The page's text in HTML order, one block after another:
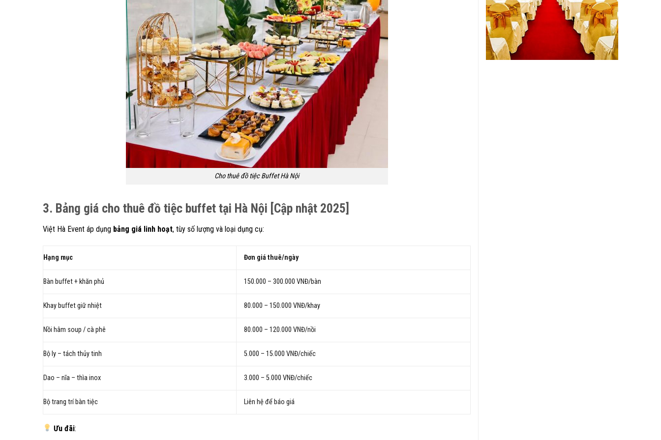
Cho thuê đồ tiệc Buffet Hà Nội
3. Bảng giá cho thuê đồ tiệc buffet tại Hà Nội [Cập nhật 2025]
Việt Hà Event áp dụng bảng giá linh hoạt, tùy số lượng và loại dụng cụ:
Hạng mục Đơn giá thuê/ngày
Bàn buffet + khăn phủ 150.000 – 300.000 VNĐ/bàn
Khay buffet giữ nhiệt 80.000 – 150.000 VNĐ/khay
Nồi hâm soup / cà phê 80.000 – 120.000 VNĐ/nồi
Bộ ly – tách thủy tinh 5.000 – 15.000 VNĐ/chiếc
Dao – nĩa – thìa inox 3.000 – 5.000 VNĐ/chiếc
Bộ trang trí bàn tiệc Liên hệ để báo giá
Ưu đãi: